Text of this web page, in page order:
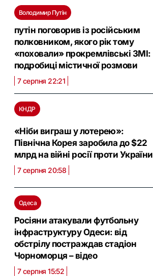
Володимир Путін
путін поговорив із російським
полковником, якого рік тому
«поховали» прокремлівські ЗМІ:
подробиці містичної розмови
7 серпня 22:21
КНДР
«Ніби виграш у лотерею»:
Північна Корея заробила до $22
млрд на війні росії проти України
7 серпня 20:58
Одеса
Росіяни атакували футбольну
інфраструктуру Одеси: від
обстрілу постраждав стадіон
Чорноморця – відео
7 серпня 15:52